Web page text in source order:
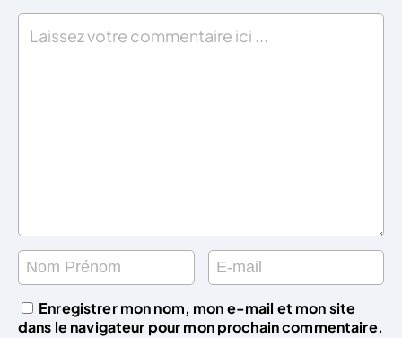
Enregistrer mon nom, mon e-mail et mon site
dans le navigateur pour mon prochain commentaire.